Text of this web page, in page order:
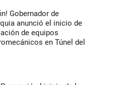
Gobernador de
anunció el inicio de
de equipos
en Túnel del